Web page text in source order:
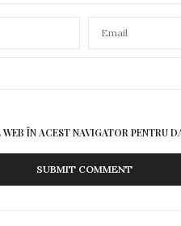
ÎN ACEST NAVIGATOR PENTRU